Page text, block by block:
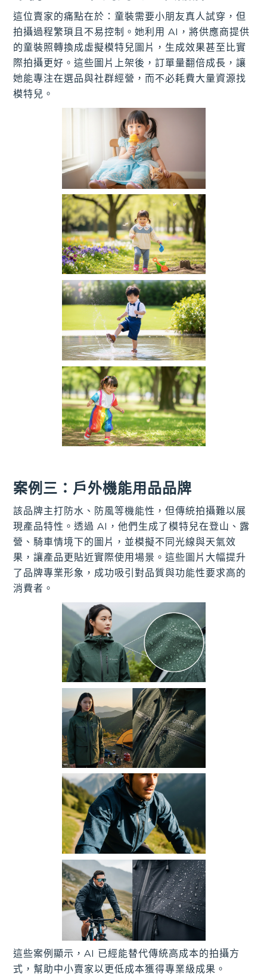
這位賣家的痛點在於：童裝需要小朋友真人試穿，但
拍攝過程繁瑣且不易控制。她利用 AI，將供應商提供
的童裝照轉換成虛擬模特兒圖片，生成效果甚至比實
際拍攝更好。這些圖片上架後，訂單量翻倍成長，讓
她能專注在選品與社群經營，而不必耗費大量資源找
模特兒。
案例三：戶外機能用品品牌
該品牌主打防水、防風等機能性，但傳統拍攝難以展
現產品特性。透過 AI，他們生成了模特兒在登山、露
營、騎車情境下的圖片，並模擬不同光線與天氣效
果，讓產品更貼近實際使用場景。這些圖片大幅提升
了品牌專業形象，成功吸引對品質與功能性要求高的
消費者。
這些案例顯示，AI 已經能替代傳統高成本的拍攝方
式，幫助中小賣家以更低成本獲得專業級成果。